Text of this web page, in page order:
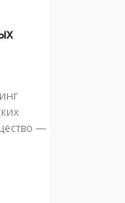
—